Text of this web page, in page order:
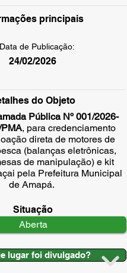
principais
Data de Publicação:
24/02/2026
do Objeto
Pública Nº 001/2026-
, para credenciamento
direta de motores de
(balanças eletrônicas,
de manipulação) e kit
pela Prefeitura Municipal
de Amapá.
Situação
Aberta
lugar foi divulgado?